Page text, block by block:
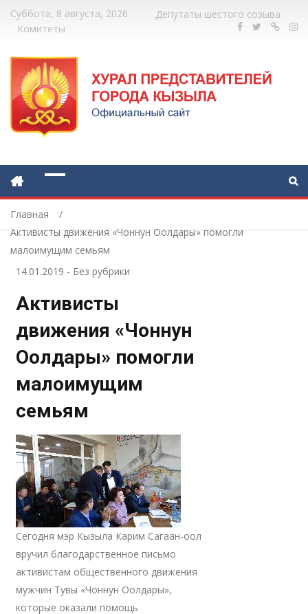
Суббота, 8 августа, 2026
Депутаты шестого созыва
Комитеты
Главная
Активисты движения «Чоннун Оолдары» помогли
малоимущим семьям
14.01.2019 - Без рубрики
Активисты
движения «Чоннун
Оолдары» помогли
малоимущим
семьям
Сегодня мэр Кызыла Карим Сагаан-оол
вручил благодарственное письмо
активистам общественного движения
мужчин Тувы «Чоннун Оолдары»,
которые оказали помощь